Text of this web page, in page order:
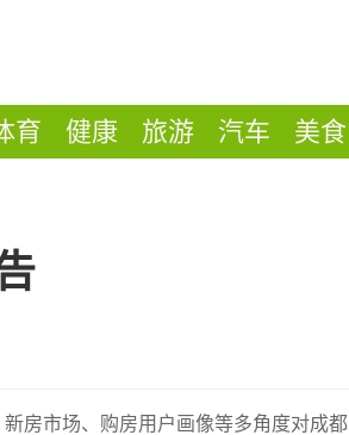
育 健康 旅游 汽车 美食
房市场、购房用户画像等多角度对成都